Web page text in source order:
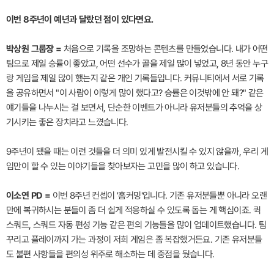
이번 8주년이 예년과 달랐던 점이 있다면요.
박상원 그룹장 = 처음으로 기록을 조망하는 콘텐츠를 만들었습니다. 내가 어떤
팀으로 제일 승률이 좋았고, 어떤 선수가 골을 제일 많이 넣었고, 8년 동안 누구
랑 게임을 제일 많이 했는지 같은 개인 기록들입니다. 커뮤니티에서 서로 기록
을 공유하면서 "이 사람이 이렇게 많이 했다고? 승률은 이것밖에 안 돼?" 같은
얘기들을 나누시는 걸 보면서, 단순한 이벤트가 아니라 유저분들의 추억을 상
기시키는 좋은 장치라고 느꼈습니다.
9주년이 됐을 때는 이런 것들을 더 의미 있게 발전시킬 수 있지 않을까, 우리 게
임만이 할 수 있는 이야기들을 찾아보자는 고민을 많이 하고 있습니다.
이소연 PD = 이번 8주년 컨셉이 '홈커밍'입니다. 기존 유저분들뿐 아니라 오랜
만에 복귀하시는 분들이 좀 더 쉽게 적응하실 수 있도록 돕는 게 핵심이죠. 퀵
스쿼드, 스쿼드 자동 편성 기능 같은 편의 기능들을 많이 업데이트했습니다. 팀
꾸리고 플레이까지 가는 과정이 저희 게임은 좀 복잡했거든요. 기존 유저분들
도 불편 사항들을 편의성 위주로 해소하는 데 중점을 뒀습니다.